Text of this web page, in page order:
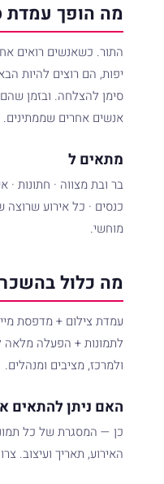
מה הופך עמדת
התור. כשאנשים רואים
יפות, הם רוצים להיות
סימן להצלחה. ובזמן
אנשים אחרים שממתינים.
מתאים ל
בר ובת מצווה · חתונות ·
כנסים · כל אירוע שרוצה
מוחשי.
מה כלול
עמדת צילום + מדפסת
לתמונות + הפעלה מלאה
ולמרכז, מציבים ומנהלים.
האם ניתן להתאים
כן — המסגרת של כל
האירוע, תאריך ועיצוב.